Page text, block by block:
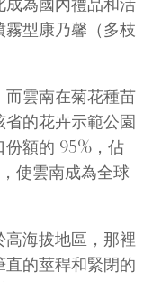
成為國內禮品和活
霧型康乃馨（多枝
雲南在菊花種苗
的花卉示範公園
份額的 95%，佔
使雲南成為全球
高海拔地區，那裡
的莖稈和緊閉的